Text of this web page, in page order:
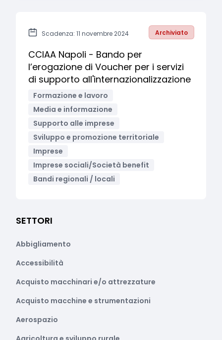
Scadenza: 11 novembre 2024 Archiviato
CCIAA Napoli - Bando per
l’erogazione di Voucher per i servizi
di supporto all'internazionalizzazione
Formazione e lavoro
Media e informazione
Supporto alle imprese
Sviluppo e promozione territoriale
Imprese
Imprese sociali/Società benefit
Bandi regionali / locali
SETTORI
Abbigliamento
Accessibilità
Acquisto macchinari e/o attrezzature
Acquisto macchine e strumentazioni
Aerospazio